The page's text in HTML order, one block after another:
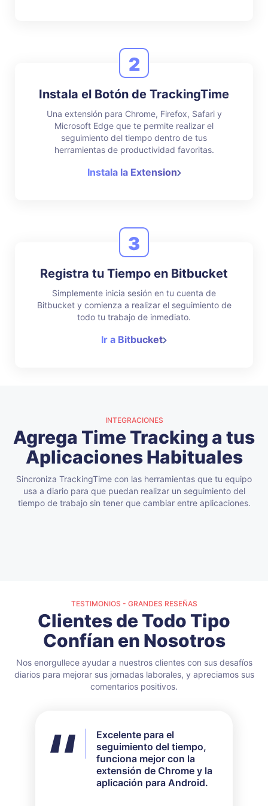
2
Instala el Botón de TrackingTime
Una extensión para Chrome, Firefox, Safari y
Microsoft Edge que te permite realizar el
seguimiento del tiempo dentro de tus
herramientas de productividad favoritas.
Instala la Extension
3
Registra tu Tiempo en Bitbucket
Simplemente inicia sesión en tu cuenta de
Bitbucket y comienza a realizar el seguimiento de
todo tu trabajo de inmediato.
Ir a Bitbucket
INTEGRACIONES
Agrega Time Tracking a tus
Aplicaciones Habituales
Sincroniza TrackingTime con las herramientas que tu equipo
usa a diario para que puedan realizar un seguimiento del
tiempo de trabajo sin tener que cambiar entre aplicaciones.
TESTIMONIOS - GRANDES RESEÑAS
Clientes de Todo Tipo
Confían en Nosotros
Nos enorgullece ayudar a nuestros clientes con sus desafíos
diarios para mejorar sus jornadas laborales, y apreciamos sus
comentarios positivos.
Excelente para el
seguimiento del tiempo,
funciona mejor con la
extensión de Chrome y la
aplicación para Android.
No utilicé todas las
funciones disponibles,
pero para mis
necesidades funcionó
perfectamente. Su